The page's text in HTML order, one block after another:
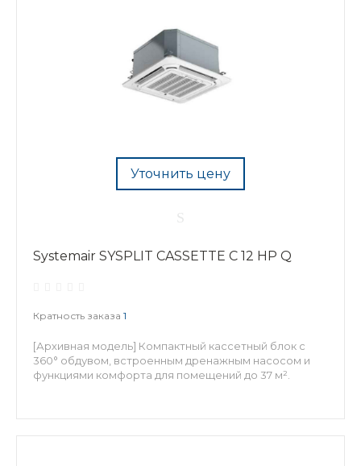
Уточнить цену
Systemair SYSPLIT CASSETTE C 12 HP Q
Кратность заказа 1
[Архивная модель] Компактный кассетный блок с
360° обдувом, встроенным дренажным насосом и
функциями комфорта для помещений до 37 м².